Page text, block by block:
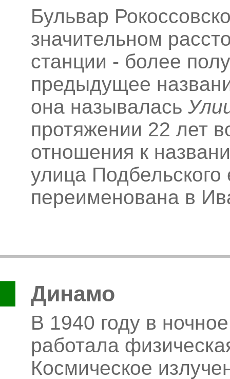
Бульвар
значительном
станции - более
предыдущее
она называлась
протяжении 22 лет
отношения к
улица
переименована в
Динамо
В 1940 году в
работала
Космическое